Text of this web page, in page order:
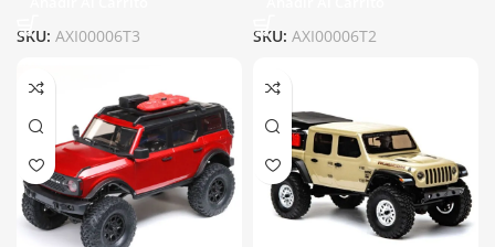
SKU: AXI00006T3 SKU: AXI00006T2